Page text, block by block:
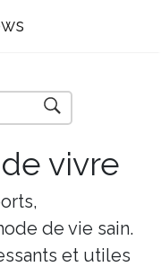
vivre
de vie sain.
et utiles